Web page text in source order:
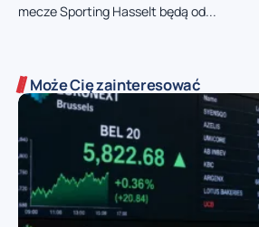
mecze Sporting Hasselt będą od...
Może Cię zainteresować